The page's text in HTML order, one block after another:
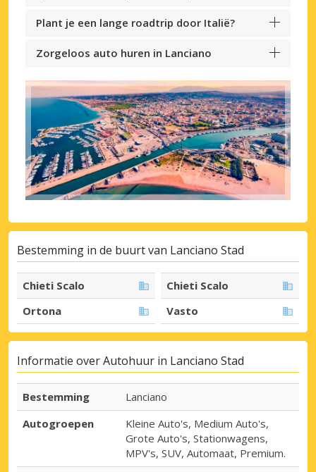
Plant je een lange roadtrip door Italië?
Zorgeloos auto huren in Lanciano
Bestemming in de buurt van Lanciano Stad
Chieti Scalo
Chieti Scalo
Ortona
Vasto
Informatie over Autohuur in Lanciano Stad
Bestemming
Lanciano
Autogroepen
Kleine Auto's, Medium Auto's,
Grote Auto's, Stationwagens,
MPV's, SUV, Automaat, Premium.